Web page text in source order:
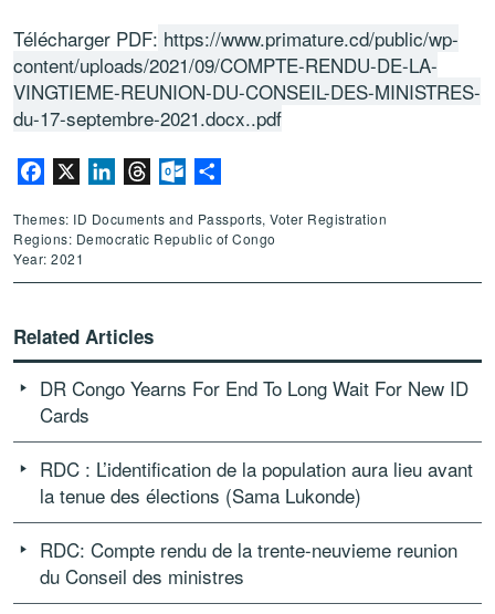
Télécharger PDF: https://www.primature.cd/public/wp-
content/uploads/2021/09/COMPTE-RENDU-DE-LA-
VINGTIEME-REUNION-DU-CONSEIL-DES-MINISTRES-
du-17-septembre-2021.docx..pdf
Facebook LinkedInThreadsOutlook.com
Themes: ID Documents and Passports, Voter Registration
Regions: Democratic Republic of Congo
Year: 2021
Related Articles
DR Congo Yearns For End To Long Wait For New ID
Cards
RDC : L’identification de la population aura lieu avant
la tenue des élections (Sama Lukonde)
RDC: Compte rendu de la trente-neuvieme reunion
du Conseil des ministres